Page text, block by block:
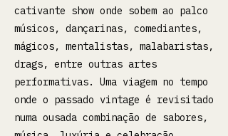
cativante show onde sobem ao palco
músicos, dançarinas, comediantes,
mágicos, mentalistas, malabaristas,
drags, entre outras artes
performativas. Uma viagem no tempo
onde o passado vintage é revisitado
numa ousada combinação de sabores,